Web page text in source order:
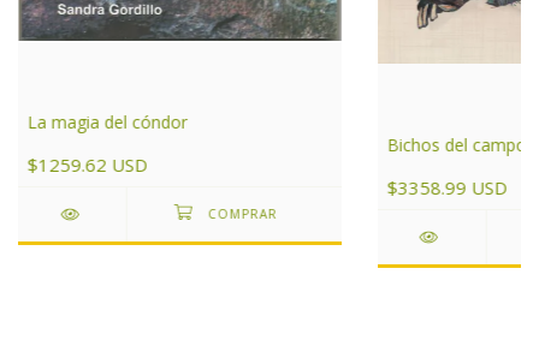
La magia del cóndor
$1259.62 USD
Bichos del campo
$3358.99 USD